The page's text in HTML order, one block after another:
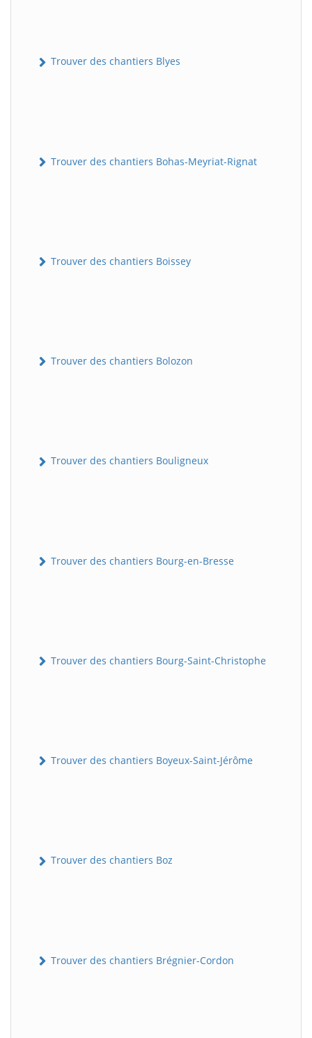
Trouver des chantiers Blyes
Trouver des chantiers Bohas-Meyriat-Rignat
Trouver des chantiers Boissey
Trouver des chantiers Bolozon
Trouver des chantiers Bouligneux
Trouver des chantiers Bourg-en-Bresse
Trouver des chantiers Bourg-Saint-Christophe
Trouver des chantiers Boyeux-Saint-Jérôme
Trouver des chantiers Boz
Trouver des chantiers Brégnier-Cordon